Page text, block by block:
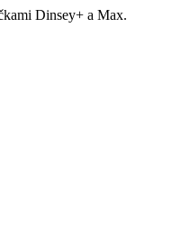
Dinsey+ a Max.